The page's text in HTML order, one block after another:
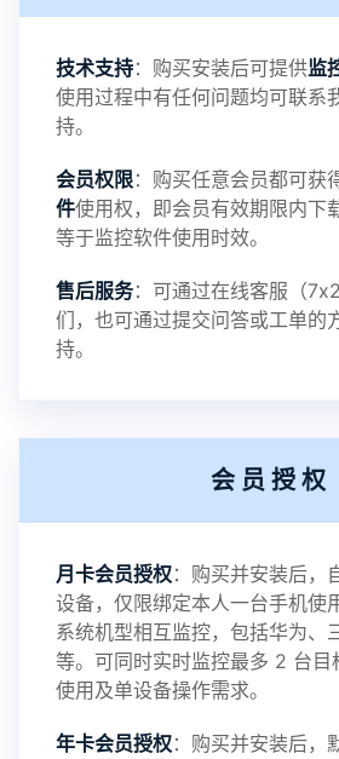
4：优化离线云储存服务器相册照
5：优化关闭监控后离线设置云储
录文件改为自定义文件名称
提示：
提示1：为避免异常风险情况，传
件至本地请先切换代理网络
鲸监控存在的问题与所需的更多
控将持续为您创造更优秀的监控
技术支持：购买安装后可提供监
使用过程中有任何问题均可联系
持。
会员权限：购买任意会员都可获
件使用权，即会员有效期限内下
等于监控软件使用时效。
售后服务：可通过在线客服（
们，也可通过提交问答或工单的
持。
会员授权
月卡会员授权：购买并安装后，
设备，仅限绑定本人一台手机使
系统机型相互监控，包括华为、
等。可同时实时监控最多 2 台目
使用及单设备操作需求。
年卡会员授权：购买并安装后，